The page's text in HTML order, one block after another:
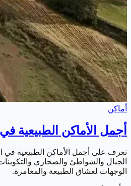
أماكن
أجمل الأماكن الطبيعية
تعرف على أجمل الأماكن الطبيعية في
الجبال والشواطئ والصحاري
الوجهات لعشاق الطبيعة والمغامرة.